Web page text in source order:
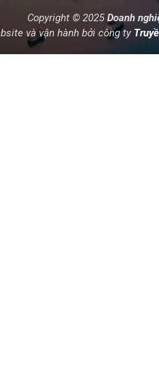
Copyright © 2025Doanh
và vận hành bởi công ty